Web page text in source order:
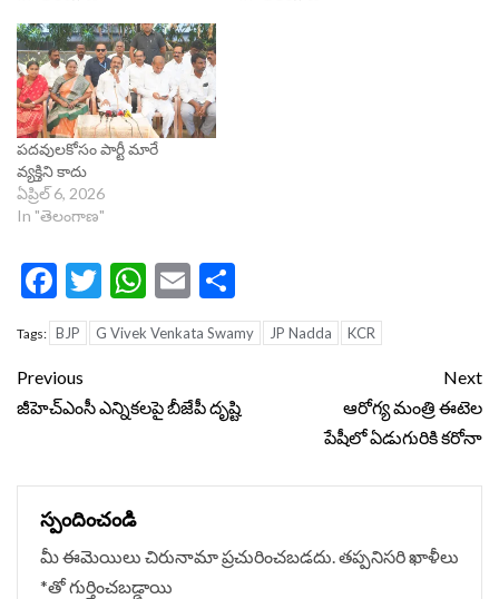
పదవులకోసం పార్టీ మారే
వ్యక్తిని కాదు
ఏప్రిల్ 6, 2026
In "తెలంగాణ"
Facebook
Twitter
WhatsApp
Email
Tags: BJP G Vivek Venkata Swamy JP Nadda KCR
Continue
Reading
Previous
జీహెచ్ఎంసీ ఎన్నికలపై బీజేపీ దృష్టి
Next
ఆరోగ్య మంత్రి ఈటెల
పేషీలో ఏడుగురికి కరోనా
స్పందించండి
మీ ఈమెయిలు చిరునామా ప్రచురించబడదు. తప్పనిసరి ఖాళీలు
*‌తో గుర్తించబడ్డాయి